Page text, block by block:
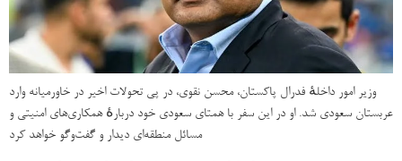
وزیر امور داخلهٔ فدرال پاکستان، محسن نقوی، در پی تحولات اخیر در خاورمیانه وارد
عربستان سعودی شد. او در این سفر با همتای سعودی خود دربارهٔ همکاری‌های امنیتی و
مسائل منطقه‌ای دیدار و گفت‌وگو خواهد کرد